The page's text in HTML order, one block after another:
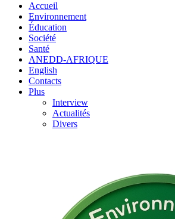
Accueil
Environnement
Éducation
Société
Santé
ANEDD-AFRIQUE
English
Contacts
Plus
Interview
Actualités
Divers